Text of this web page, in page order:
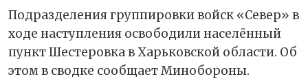
Подразделения группировки войск «Север» в
ходе наступления освободили населённый
пункт Шестеровка в Харьковской области. Об
этом в сводке сообщает Минобороны.